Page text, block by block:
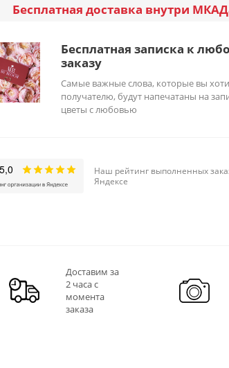
Бесплатная доставка внутри
Бесплатная записка к
заказу
Самые важные слова, которые вы
получателю, будут напечатаны на
цветы с любовью
Наш рейтинг выполненных
Яндексе
Доставим за
2 часа с
момента
заказа